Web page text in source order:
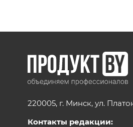
220005, г. Минск, ул.
Контакты редакции: